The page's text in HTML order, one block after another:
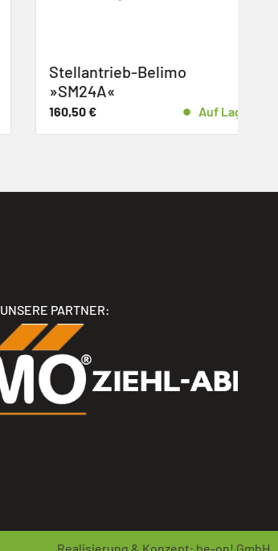
Stellantrieb-Belimo
»SM24A«
160,50€ Auf Lager
UNSERE PARTNER: